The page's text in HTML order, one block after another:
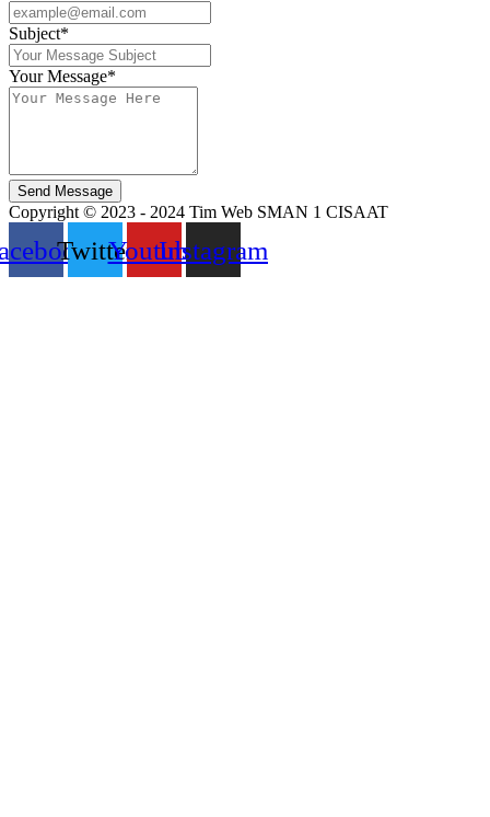
Subject*
Your Message*
Send Message
Copyright © 2023 - 2024 Tim Web SMAN 1 CISAAT
TwitterYoutubeInstagram